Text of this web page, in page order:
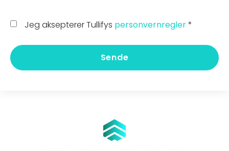
Jeg aksepterer Tullifys personvernregler*
Sende